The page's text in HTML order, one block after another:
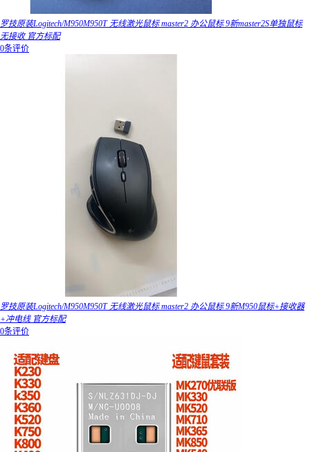
罗技原装Logitech/M950M950T 无线激光鼠标 master2 办公鼠标 9新master2S单独鼠标
无接收 官方标配
0条评价
罗技原装Logitech/M950M950T 无线激光鼠标 master2 办公鼠标 9新M950鼠标+接收器
+冲电线 官方标配
0条评价